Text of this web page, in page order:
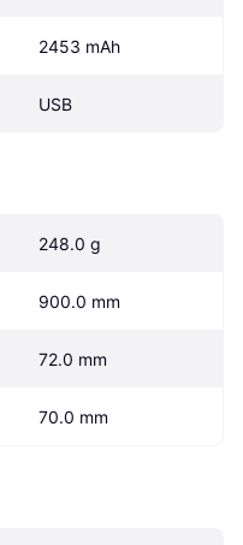
2453 mAh
USB
248.0 g
900.0 mm
72.0 mm
70.0 mm